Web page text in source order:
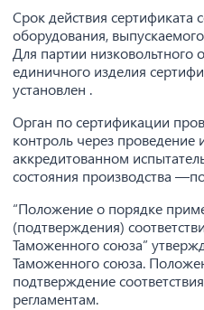
Срок действия сертификата
оборудования,
Для партии низковольтного
единичного изделия
установлен .
Орган по сертификации
контроль через проведение
аккредитованном
состояния производства
“Положение о порядке
(подтверждения)
Таможенного союза”
Таможенного союза.
подтверждение
регламентам.